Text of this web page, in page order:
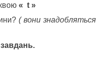
« t »
( вони знадобляться